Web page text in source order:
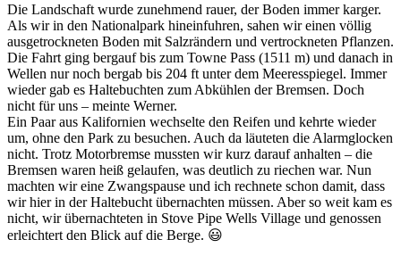
Die Landschaft wurde zunehmend rauer, der Boden immer karger.
Als wir in den Nationalpark hineinfuhren, sahen wir einen völlig
ausgetrockneten Boden mit Salzrändern und vertrockneten Pflanzen.
Die Fahrt ging bergauf bis zum Towne Pass (1511 m) und danach in
Wellen nur noch bergab bis 204 ft unter dem Meeresspiegel. Immer
wieder gab es Haltebuchten zum Abkühlen der Bremsen. Doch
nicht für uns – meinte Werner.
Ein Paar aus Kalifornien wechselte den Reifen und kehrte wieder
um, ohne den Park zu besuchen. Auch da läuteten die Alarmglocken
nicht. Trotz Motorbremse mussten wir kurz darauf anhalten – die
Bremsen waren heiß gelaufen, was deutlich zu riechen war. Nun
machten wir eine Zwangspause und ich rechnete schon damit, dass
wir hier in der Haltebucht übernachten müssen. Aber so weit kam es
nicht, wir übernachteten in Stove Pipe Wells Village und genossen
erleichtert den Blick auf die Berge. 😃